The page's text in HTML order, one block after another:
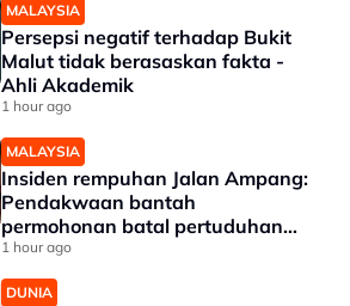
MALAYSIA
Persepsi negatif terhadap Bukit
Malut tidak berasaskan fakta -
Ahli Akademik
1 hour ago
MALAYSIA
Insiden rempuhan Jalan Ampang:
Pendakwaan bantah
permohonan batal pertuduhan
bunuh
1 hour ago
DUNIA